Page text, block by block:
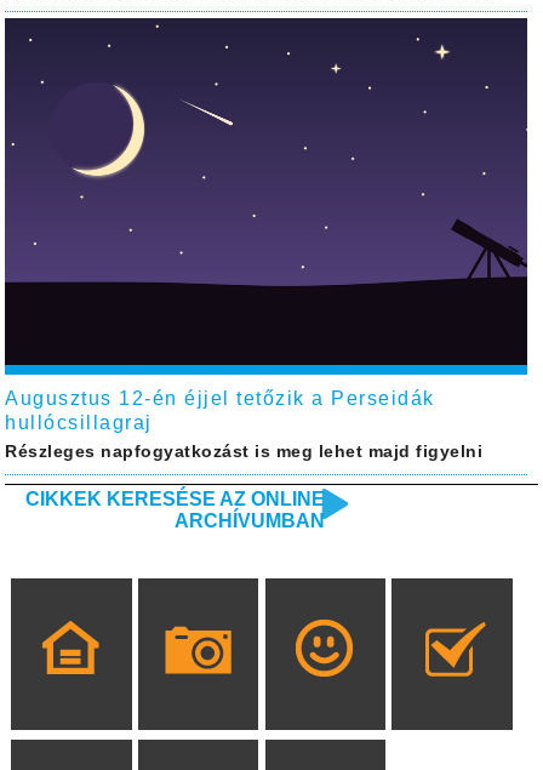
Augusztus 12-én éjjel tetőzik a Perseidák
hullócsillagraj
Részleges napfogyatkozást is meg lehet majd figyelni
CIKKEK KERESÉSE AZ ONLINE
ARCHÍVUMBAN